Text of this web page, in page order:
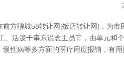
方聊城58转让网|饭店转让网|，为市
活泼干事东说念主员等，由单元和
性病等多方面的医疗用度报销，有用